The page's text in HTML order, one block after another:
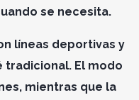
se necesita.
líneas deportivas y
tradicional. El modo
mientras que la